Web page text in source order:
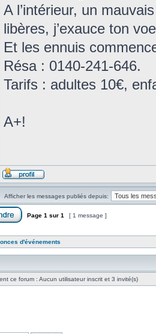
A l’intérieur, un
libères, j’exauce ton
Et les ennuis
Résa : 0140-241-646.
Tarifs : adultes 10€,
A+!
Afficher les messages publiés depuis:
Page 1 sur 1 [ 1 message ]
d'événements
ce forum : Aucun utilisateur inscrit et 3 invité(s)